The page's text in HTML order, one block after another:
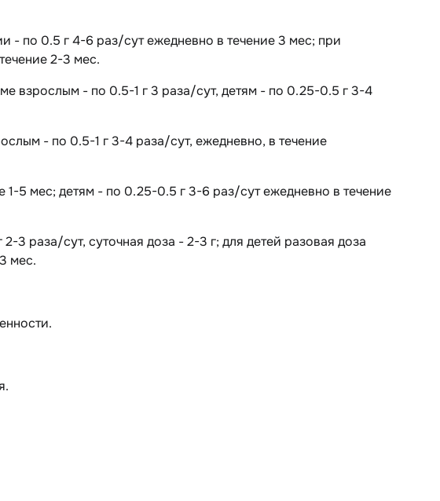
- по 0.5 г 4-6 раз/сут ежедневно в течение 3 мес; при
2-3 мес.
взрослым - по 0.5-1 г 3 раза/сут, детям - по 0.25-0.5 г 3-4
- по 0.5-1 г 3-4 раза/сут, ежедневно, в течение
1-5 мес; детям - по 0.25-0.5 г 3-6 раз/сут ежедневно в течение
раза/сут, суточная доза - 2-3 г; для детей разовая доза
мес.